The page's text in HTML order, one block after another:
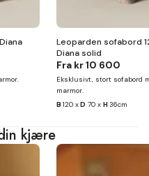
Leoparden sofabord
Diana solid
Fra kr 10 600
Eksklusivt, stort sofabord
marmor.
B 120 xD 70 x H 36cm
kjære